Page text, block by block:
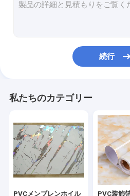
ポリ塩化ビニールの家具のフ
熱伝達ホイル
熱い押すホイル
自粘着型PVC壁紙
続行
私たちのカテゴリー
PVCメンブレンホイル PVC装飾